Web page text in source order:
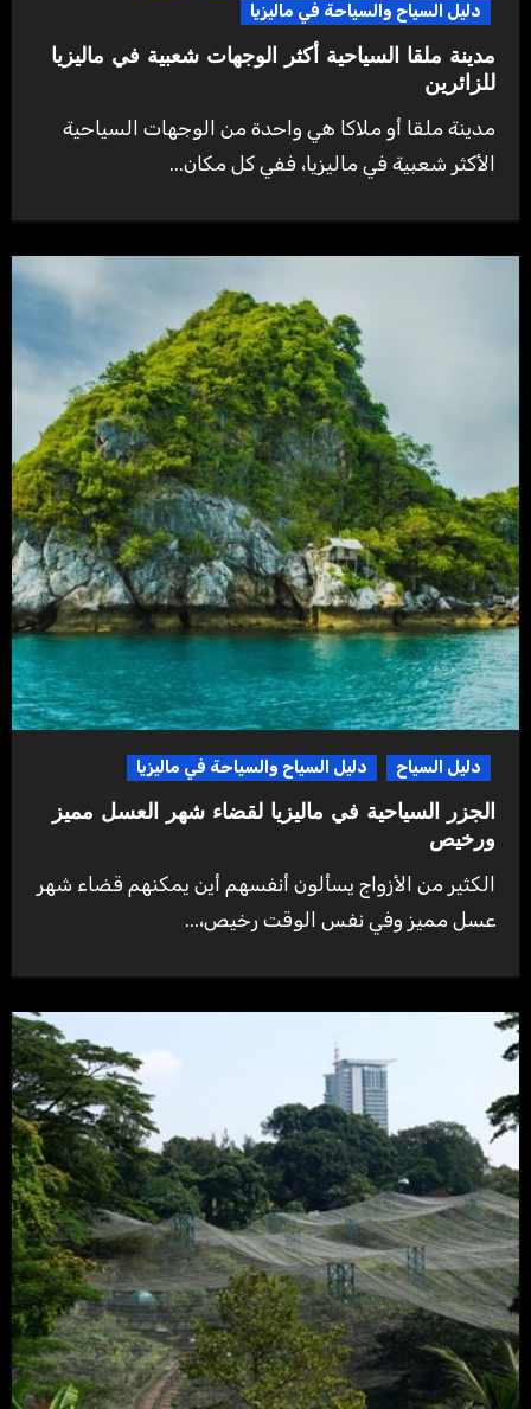
دليل السياح والسياحة في ماليزيا
مدينة ملقا السياحية أكثر الوجهات شعبية في ماليزيا
للزائرين
مدينة ملقا أو ملاكا هي واحدة من الوجهات السياحية
الأكثر شعبية في ماليزيا، ففي كل مكان...
دليل السياح دليل السياح والسياحة في ماليزيا
الجزر السياحية في ماليزيا لقضاء شهر العسل مميز
ورخيص
عسل مميز وفي نفس الوقت رخيص،...